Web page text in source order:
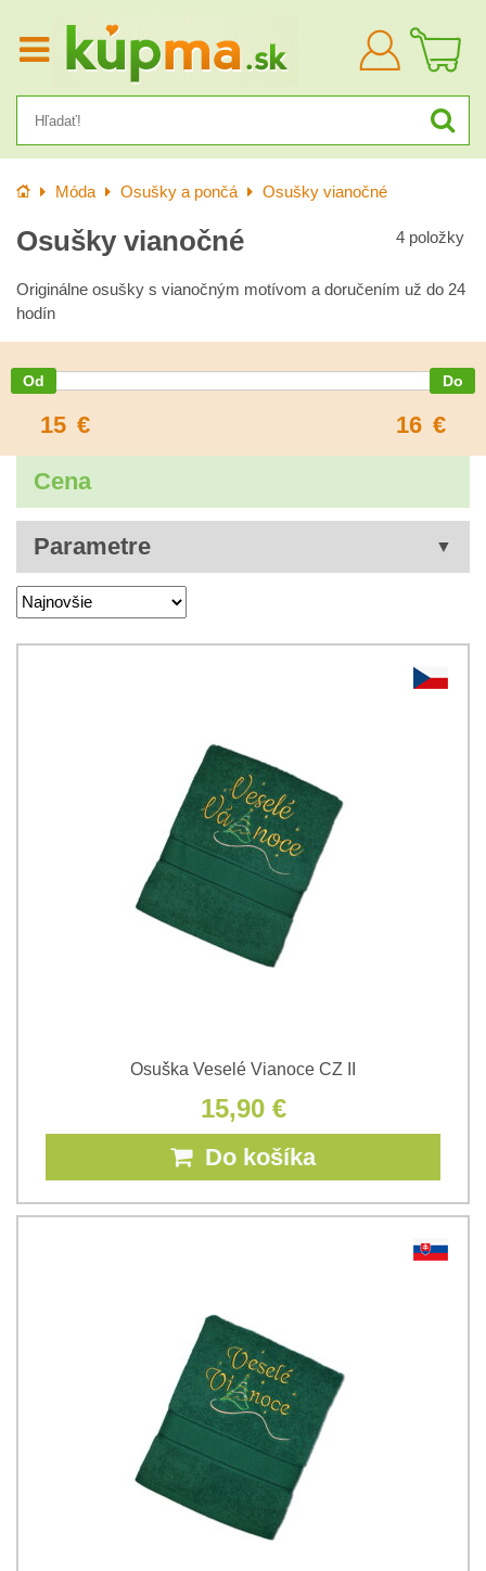
Prihlásiť
sa
Úvod Móda Osušky a pončá Osušky vianočné
Osušky vianočné 4 položky
Originálne osušky s vianočným motívom a doručením už do 24
hodín
15 € 16 €
Cena
Parametre
Osuška Veselé Vianoce CZ II
15,90 €
Do košíka